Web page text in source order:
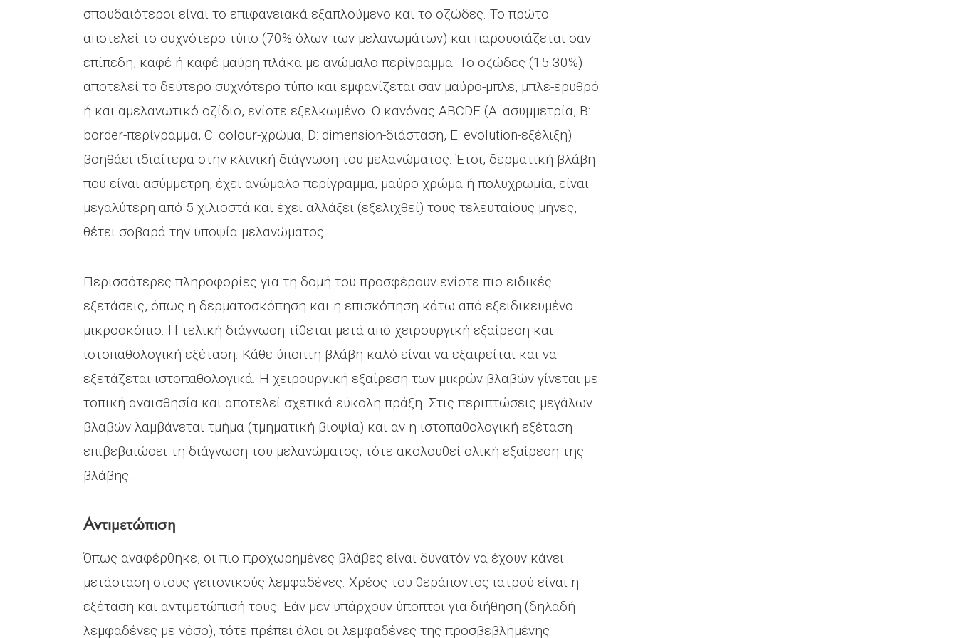
σπουδαιότεροι είναι το επιφανειακά εξαπλούμενο και το οζώδες. Το πρώτο
αποτελεί το συχνότερο τύπο (70% όλων των μελανωμάτων) και παρουσιάζεται σαν
επίπεδη, καφέ ή καφέ-μαύρη πλάκα με ανώμαλο περίγραμμα. Το οζώδες (15-30%)
αποτελεί το δεύτερο συχνότερο τύπο και εμφανίζεται σαν μαύρο-μπλε, μπλε-ερυθρό
ή και αμελανωτικό οζίδιο, ενίοτε εξελκωμένο. Ο κανόνας ABCDE (Α: ασυμμετρία, B:
border-περίγραμμα, C: colour-χρώμα, D: dimension-διάσταση, E: evolution-εξέλιξη)
βοηθάει ιδιαίτερα στην κλινική διάγνωση του μελανώματος. Έτσι, δερματική βλάβη
που είναι ασύμμετρη, έχει ανώμαλο περίγραμμα, μαύρο χρώμα ή πολυχρωμία, είναι
μεγαλύτερη από 5 χιλιοστά και έχει αλλάξει (εξελιχθεί) τους τελευταίους μήνες,
θέτει σοβαρά την υποψία μελανώματος.
Περισσότερες πληροφορίες για τη δομή του προσφέρουν ενίοτε πιο ειδικές
εξετάσεις, όπως η δερματοσκόπηση και η επισκόπηση κάτω από εξειδικευμένο
μικροσκόπιο. Η τελική διάγνωση τίθεται μετά από χειρουργική εξαίρεση και
ιστοπαθολογική εξέταση. Κάθε ύποπτη βλάβη καλό είναι να εξαιρείται και να
εξετάζεται ιστοπαθολογικά. Η χειρουργική εξαίρεση των μικρών βλαβών γίνεται με
τοπική αναισθησία και αποτελεί σχετικά εύκολη πράξη. Στις περιπτώσεις μεγάλων
βλαβών λαμβάνεται τμήμα (τμηματική βιοψία) και αν η ιστοπαθολογική εξέταση
επιβεβαιώσει τη διάγνωση του μελανώματος, τότε ακολουθεί ολική εξαίρεση της
βλάβης.
Αντιμετώπιση
Όπως αναφέρθηκε, οι πιο προχωρημένες βλάβες είναι δυνατόν να έχουν κάνει
μετάσταση στους γειτονικούς λεμφαδένες. Χρέος του θεράποντος ιατρού είναι η
εξέταση και αντιμετώπισή τους. Εάν μεν υπάρχουν ύποπτοι για διήθηση (δηλαδή
λεμφαδένες με νόσο), τότε πρέπει όλοι οι λεμφαδένες της προσβεβλημένης